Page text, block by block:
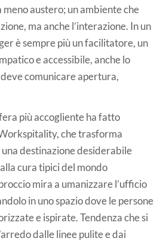
austero; un ambiente che
ma anche l’interazione. In un
è sempre più un facilitatore, un
e accessibile, anche lo
comunicare apertura,
più accogliente ha fatto
che trasforma
destinazione desiderabile
cura tipici del mondo
mira a umanizzare l’ufficio
in uno spazio dove le persone
e ispirate. Tendenza che si
dalle linee pulite e dai